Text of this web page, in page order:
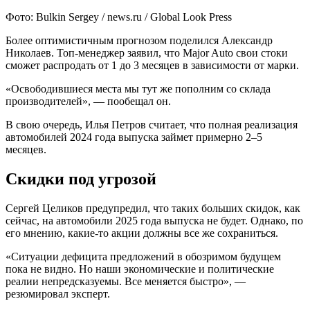
Фото: Bulkin Sergey / news.ru / Global Look Press
Более оптимистичным прогнозом поделился Александр
Николаев. Топ-менеджер заявил, что Major Auto свои стоки
сможет распродать от 1 до 3 месяцев в зависимости от марки.
«Освободившиеся места мы тут же пополним со склада
производителей», — пообещал он.
В свою очередь, Илья Петров считает, что полная реализация
автомобилей 2024 года выпуска займет примерно 2–5
месяцев.
Скидки под угрозой
Сергей Целиков предупредил, что таких больших скидок, как
сейчас, на автомобили 2025 года выпуска не будет. Однако, по
его мнению, какие-то акции должны все же сохраниться.
«Ситуации дефицита предложений в обозримом будущем
пока не видно. Но наши экономические и политические
реалии непредсказуемы. Все меняется быстро», —
резюмировал эксперт.